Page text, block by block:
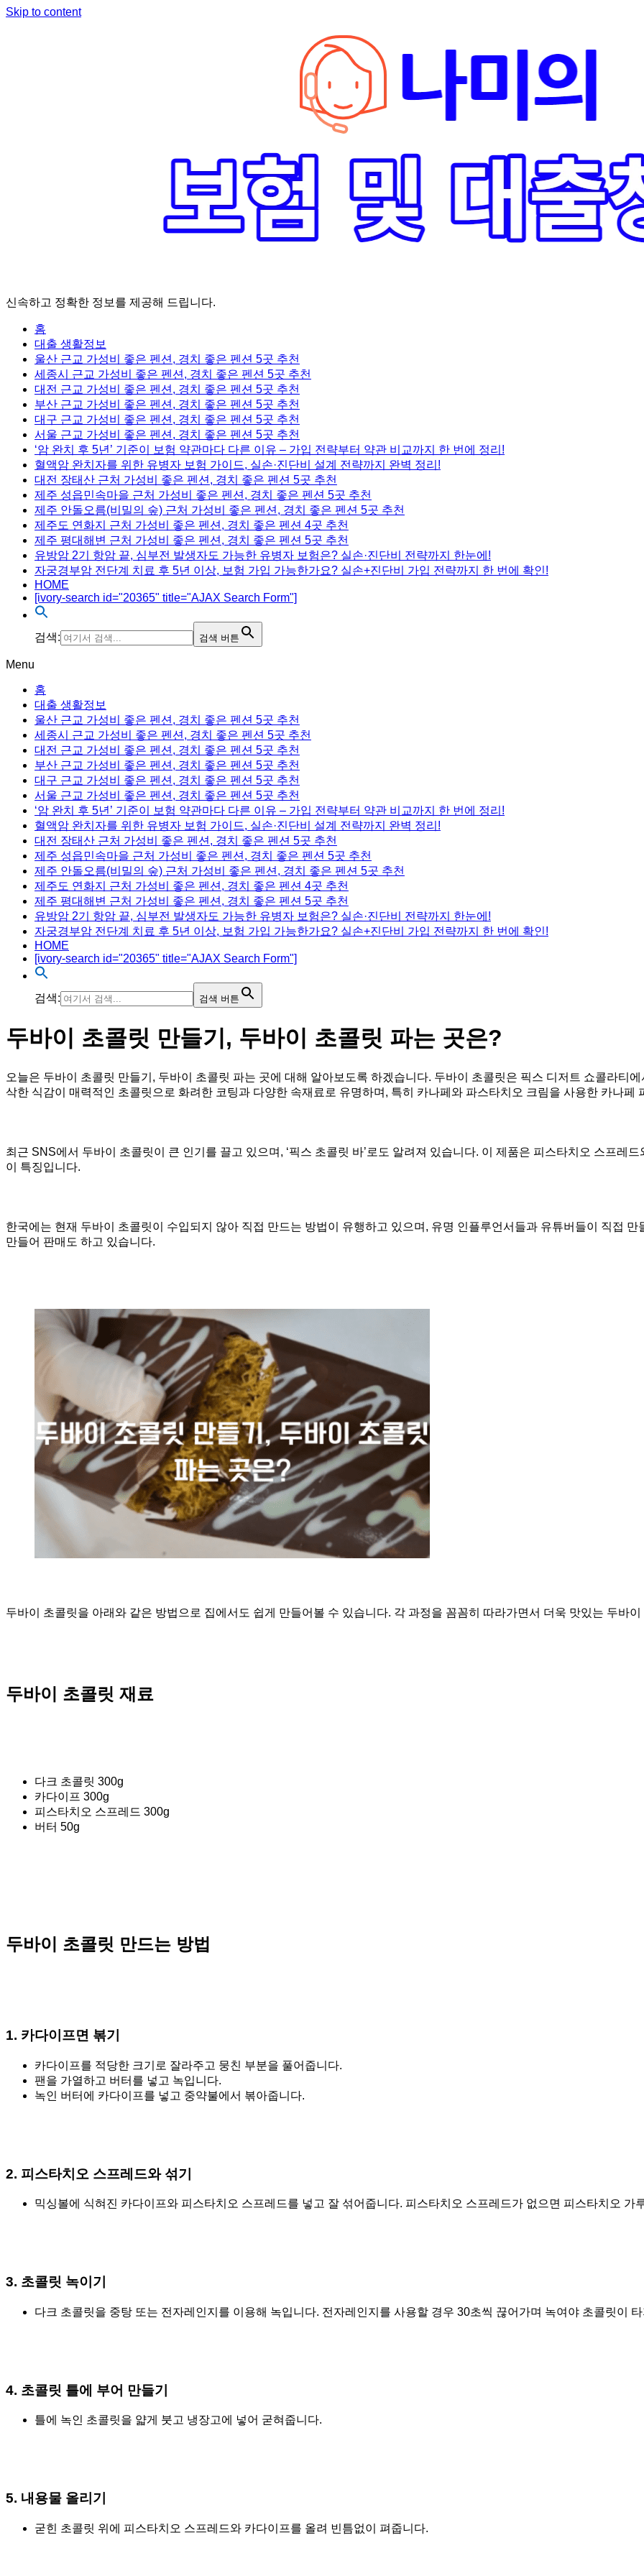
Skip to content
신속하고 정확한 정보를 제공해 드립니다.
홈
대출 생활정보
울산 근교 가성비 좋은 펜션, 경치 좋은 펜션 5곳 추천
세종시 근교 가성비 좋은 펜션, 경치 좋은 펜션 5곳 추천
대전 근교 가성비 좋은 펜션, 경치 좋은 펜션 5곳 추천
부산 근교 가성비 좋은 펜션, 경치 좋은 펜션 5곳 추천
대구 근교 가성비 좋은 펜션, 경치 좋은 펜션 5곳 추천
서울 근교 가성비 좋은 펜션, 경치 좋은 펜션 5곳 추천
‘암 완치 후 5년’ 기준이 보험 약관마다 다른 이유 – 가입 전략부터 약관 비교까지 한 번에 정리!
혈액암 완치자를 위한 유병자 보험 가이드, 실손·진단비 설계 전략까지 완벽 정리!
대전 장태산 근처 가성비 좋은 펜션, 경치 좋은 펜션 5곳 추천
제주 성읍민속마을 근처 가성비 좋은 펜션, 경치 좋은 펜션 5곳 추천
제주 안돌오름(비밀의 숲) 근처 가성비 좋은 펜션, 경치 좋은 펜션 5곳 추천
제주도 연화지 근처 가성비 좋은 펜션, 경치 좋은 펜션 4곳 추천
제주 평대해변 근처 가성비 좋은 펜션, 경치 좋은 펜션 5곳 추천
유방암 2기 항암 끝, 심부전 발생자도 가능한 유병자 보험은? 실손·진단비 전략까지 한눈에!
자궁경부암 전단계 치료 후 5년 이상, 보험 가입 가능한가요? 실손+진단비 가입 전략까지 한 번에 확인!
HOME
[ivory-search id="20365" title="AJAX Search Form"]
검색: 검색 버튼
Menu
홈
대출 생활정보
울산 근교 가성비 좋은 펜션, 경치 좋은 펜션 5곳 추천
세종시 근교 가성비 좋은 펜션, 경치 좋은 펜션 5곳 추천
대전 근교 가성비 좋은 펜션, 경치 좋은 펜션 5곳 추천
부산 근교 가성비 좋은 펜션, 경치 좋은 펜션 5곳 추천
대구 근교 가성비 좋은 펜션, 경치 좋은 펜션 5곳 추천
서울 근교 가성비 좋은 펜션, 경치 좋은 펜션 5곳 추천
‘암 완치 후 5년’ 기준이 보험 약관마다 다른 이유 – 가입 전략부터 약관 비교까지 한 번에 정리!
혈액암 완치자를 위한 유병자 보험 가이드, 실손·진단비 설계 전략까지 완벽 정리!
대전 장태산 근처 가성비 좋은 펜션, 경치 좋은 펜션 5곳 추천
제주 성읍민속마을 근처 가성비 좋은 펜션, 경치 좋은 펜션 5곳 추천
제주 안돌오름(비밀의 숲) 근처 가성비 좋은 펜션, 경치 좋은 펜션 5곳 추천
제주도 연화지 근처 가성비 좋은 펜션, 경치 좋은 펜션 4곳 추천
제주 평대해변 근처 가성비 좋은 펜션, 경치 좋은 펜션 5곳 추천
유방암 2기 항암 끝, 심부전 발생자도 가능한 유병자 보험은? 실손·진단비 전략까지 한눈에!
자궁경부암 전단계 치료 후 5년 이상, 보험 가입 가능한가요? 실손+진단비 가입 전략까지 한 번에 확인!
HOME
[ivory-search id="20365" title="AJAX Search Form"]
검색: 검색 버튼
두바이 초콜릿 만들기, 두바이 초콜릿 파는 곳은?
오늘은 두바이 초콜릿 만들기, 두바이 초콜릿 파는 곳에 대해 알아보도록 하겠습니다. 두바이 초콜릿은 픽스 디저트 쇼콜라티
삭한 식감이 매력적인 초콜릿으로 화려한 코팅과 다양한 속재료로 유명하며, 특히 카나페와 파스타치오 크림을 사용한 카나페
최근 SNS에서 두바이 초콜릿이 큰 인기를 끌고 있으며, ‘픽스 초콜릿 바’로도 알려져 있습니다. 이 제품은 피스타치오 스프레
이 특징입니다.
한국에는 현재 두바이 초콜릿이 수입되지 않아 직접 만드는 방법이 유행하고 있으며, 유명 인플루언서들과 유튜버들이 직접
만들어 판매도 하고 있습니다.
두바이 초콜릿을 아래와 같은 방법으로 집에서도 쉽게 만들어볼 수 있습니다. 각 과정을 꼼꼼히 따라가면서 더욱 맛있는 두바
두바이 초콜릿 재료
다크 초콜릿 300g
카다이프 300g
피스타치오 스프레드 300g
버터 50g
두바이 초콜릿 만드는 방법
1. 카다이프면 볶기
카다이프를 적당한 크기로 잘라주고 뭉친 부분을 풀어줍니다.
팬을 가열하고 버터를 넣고 녹입니다.
녹인 버터에 카다이프를 넣고 중약불에서 볶아줍니다.
2. 피스타치오 스프레드와 섞기
믹싱볼에 식혀진 카다이프와 피스타치오 스프레드를 넣고 잘 섞어줍니다. 피스타치오 스프레드가 없으면 피스타치오 가
3. 초콜릿 녹이기
다크 초콜릿을 중탕 또는 전자레인지를 이용해 녹입니다. 전자레인지를 사용할 경우 30초씩 끊어가며 녹여야 초콜릿이
4. 초콜릿 틀에 부어 만들기
틀에 녹인 초콜릿을 얇게 붓고 냉장고에 넣어 굳혀줍니다.
5. 내용물 올리기
굳힌 초콜릿 위에 피스타치오 스프레드와 카다이프를 올려 빈틈없이 펴줍니다.